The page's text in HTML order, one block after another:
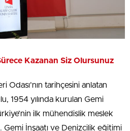
Kazanan Siz Olursunuz
Odası’nın tarihçesini anlatan
1954 yılında kurulan Gemi
ilk mühendislik meslek
Gemi İnşaatı ve Denizcilik eğitimi